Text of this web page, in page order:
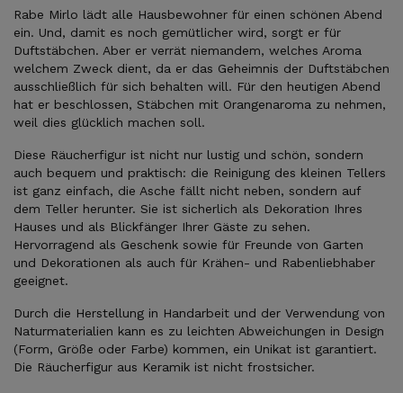
Rabe Mirlo lädt alle Hausbewohner für einen schönen Abend
ein. Und, damit es noch gemütlicher wird, sorgt er für
Duftstäbchen. Aber er verrät niemandem, welches Aroma
welchem Zweck dient, da er das Geheimnis der Duftstäbchen
ausschließlich für sich behalten will. Für den heutigen Abend
hat er beschlossen, Stäbchen mit Orangenaroma zu nehmen,
weil dies glücklich machen soll.
Diese Räucherfigur ist nicht nur lustig und schön, sondern
auch bequem und praktisch: die Reinigung des kleinen Tellers
ist ganz einfach, die Asche fällt nicht neben, sondern auf
dem Teller herunter. Sie ist sicherlich als Dekoration Ihres
Hauses und als Blickfänger Ihrer Gäste zu sehen.
Hervorragend als Geschenk sowie für Freunde von Garten
und Dekorationen als auch für Krähen- und Rabenliebhaber
geeignet.
Durch die Herstellung in Handarbeit und der Verwendung von
Naturmaterialien kann es zu leichten Abweichungen in Design
(Form, Größe oder Farbe) kommen, ein Unikat ist garantiert.
Die Räucherfigur aus Keramik ist nicht frostsicher.